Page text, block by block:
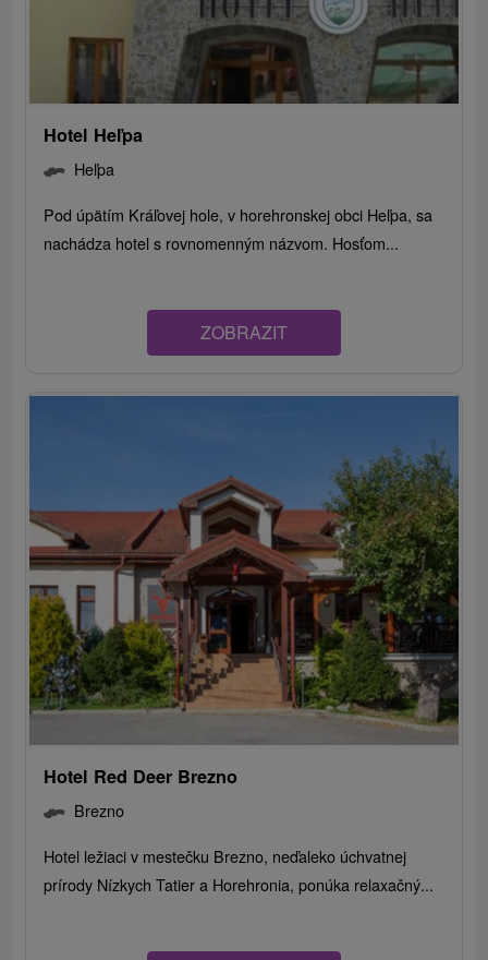
Hotel Heľpa
Heľpa
Pod úpätím Kráľovej hole, v horehronskej obci Heľpa, sa
nachádza hotel s rovnomenným názvom. Hosťom...
ZOBRAZIT
Hotel Red Deer Brezno
Brezno
Hotel ležiaci v mestečku Brezno, neďaleko úchvatnej
prírody Nízkych Tatier a Horehronia, ponúka relaxačný...